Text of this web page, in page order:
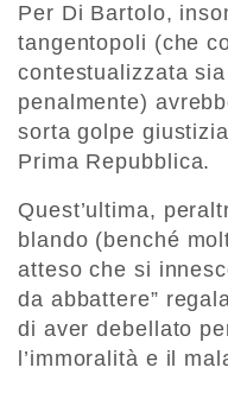
Per Di Bartolo,
tangentopoli (che
contestualizzata
penalmente)
sorta golpe
Prima Repubblica.
Quest’ultima,
blando (benché
atteso che si
da abbattere”
di aver debellato
l’immoralità e il